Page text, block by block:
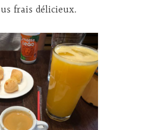
frais délicieux.